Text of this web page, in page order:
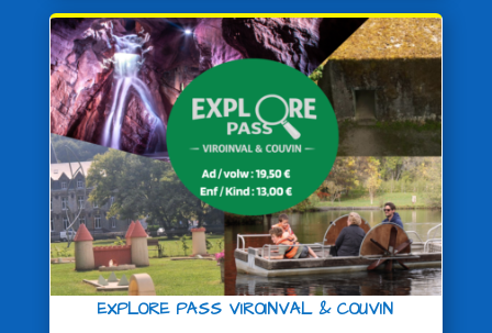
EXPLORE PASS VIROINVAL & COUVIN